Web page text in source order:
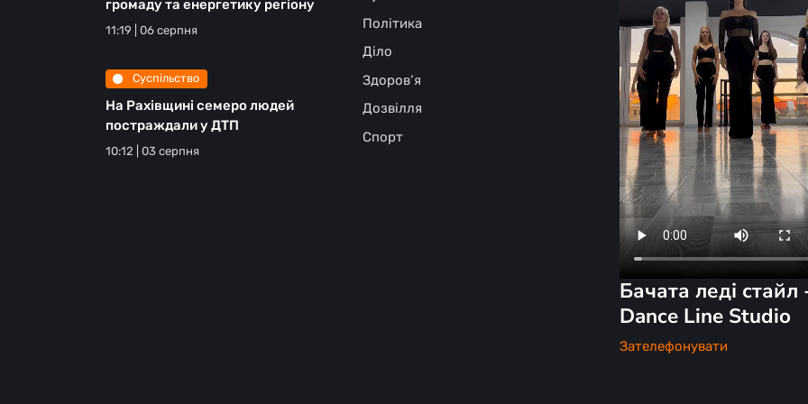
громаду та енергетику регіону
11:19 | 06 серпня
Суспільство
На Рахівщині семеро людей
постраждали у ДТП
10:12 | 03 серпня
Політика
Діло
Здоров‘я
Дозвілля
Спорт
Бачата леді стайл
Dance Line Studio
Зателефонувати